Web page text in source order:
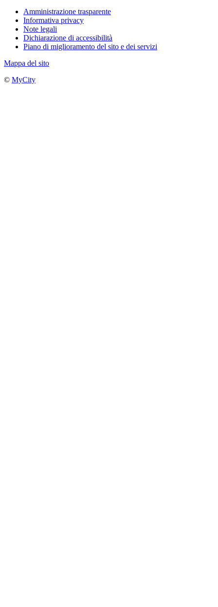
Amministrazione trasparente
Informativa privacy
Note legali
Dichiarazione di accessibilità
Piano di miglioramento del sito e dei servizi
Mappa del sito
© MyCity